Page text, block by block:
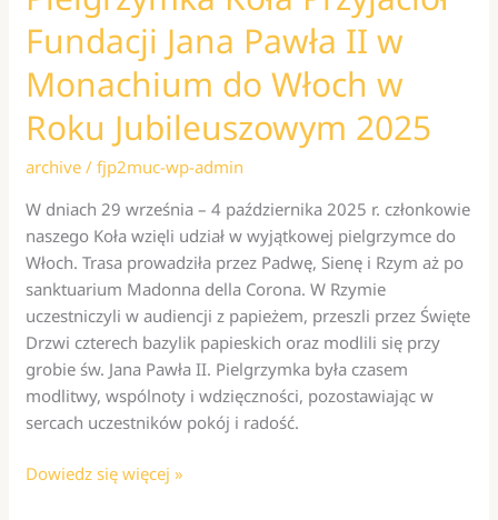
Fundacji Jana Pawła II w
Monachium do Włoch w
Roku Jubileuszowym 2025
archive /fjp2muc-wp-admin
W dniach 29 września – 4 października 2025 r. członkowie
naszego Koła wzięli udział w wyjątkowej pielgrzymce do
Włoch. Trasa prowadziła przez Padwę, Sienę i Rzym aż po
sanktuarium Madonna della Corona. W Rzymie
uczestniczyli w audiencji z papieżem, przeszli przez Święte
Drzwi czterech bazylik papieskich oraz modlili się przy
grobie św. Jana Pawła II. Pielgrzymka była czasem
modlitwy, wspólnoty i wdzięczności, pozostawiając w
sercach uczestników pokój i radość.
Pielgrzymka
Dowiedz się więcej »